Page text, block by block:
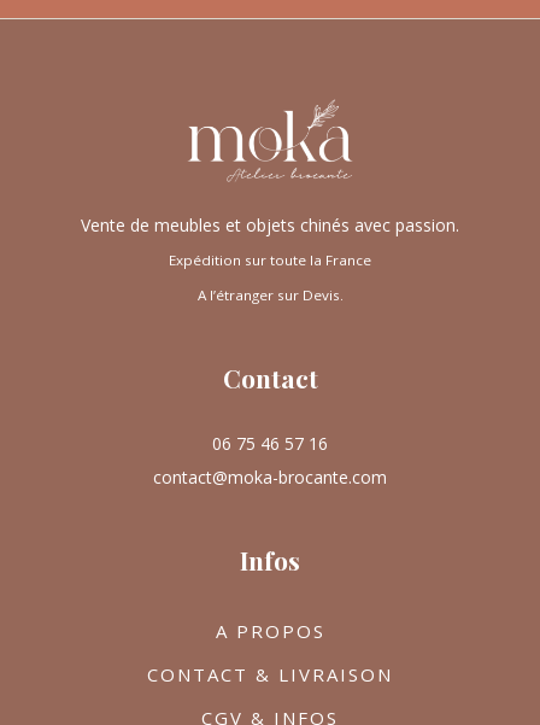
Vente de meubles et objets chinés avec passion.
Expédition sur toute la France
A l’étranger sur Devis.
Contact
06 75 46 57 16
contact@moka-brocante.com
Infos
A PROPOS
CONTACT & LIVRAISON
CGV & INFOS